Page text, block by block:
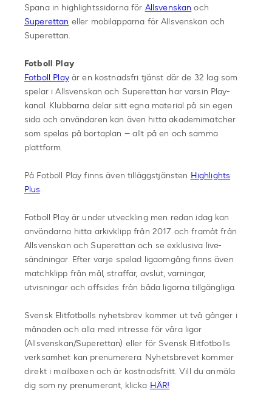
Spana in highlightssidorna för Allsvenskan och
Superettan eller mobilapparna för Allsvenskan och
Superettan.
Fotboll Play
Fotboll Playär en kostnadsfri tjänst där de 32 lag som
spelar i Allsvenskan och Superettan har varsin Play-
kanal. Klubbarna delar sitt egna material på sin egen
sida och användaren kan även hitta akademimatcher
som spelas på bortaplan – allt på en och samma
plattform.
På Fotboll Play finns även tilläggstjänsten Highlights
Plus.
Fotboll Play är under utveckling men redan idag kan
användarna hitta arkivklipp från 2017 och framåt från
Allsvenskan och Superettan och se exklusiva live-
sändningar. Efter varje spelad ligaomgång finns även
matchklipp från mål, straffar, avslut, varningar,
utvisningar och offsides från båda ligorna tillgängliga.
Svensk Elitfotbolls nyhetsbrev kommer ut två gånger i
månaden och alla med intresse för våra ligor
(Allsvenskan/Superettan) eller för Svensk Elitfotbolls
verksamhet kan prenumerera. Nyhetsbrevet kommer
direkt i mailboxen och är kostnadsfritt. Vill du anmäla
dig som ny prenumerant, klicka HÄR!